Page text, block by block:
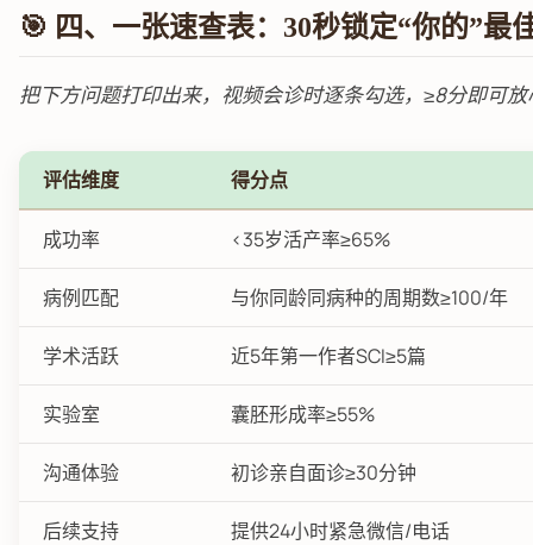
🎯 四、一张速查表：30秒锁定“你的”最
把下方问题打印出来，视频会诊时逐条勾选，≥8分即可
评估维度 得分点
成功率 <35岁活产率≥65%
病例匹配 与你同龄同病种的周期数≥100/年
学术活跃 近5年第一作者SCI≥5篇
实验室 囊胚形成率≥55%
沟通体验 初诊亲自面诊≥30分钟
后续支持 提供24小时紧急微信/电话